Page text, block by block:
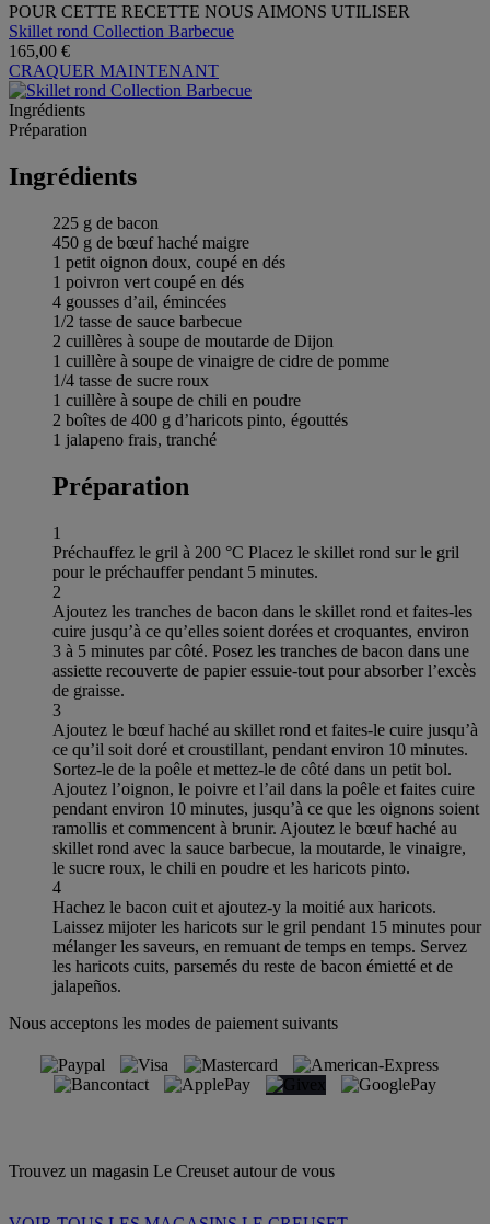
POUR CETTE RECETTE NOUS AIMONS UTILISER
Skillet rond Collection Barbecue
165,00 €
CRAQUER MAINTENANT
Ingrédients
Préparation
Ingrédients
225 g de bacon
450 g de bœuf haché maigre
1 petit oignon doux, coupé en dés
1 poivron vert coupé en dés
4 gousses d’ail, émincées
1/2 tasse de sauce barbecue
2 cuillères à soupe de moutarde de Dijon
1 cuillère à soupe de vinaigre de cidre de pomme
1/4 tasse de sucre roux
1 cuillère à soupe de chili en poudre
2 boîtes de 400 g d’haricots pinto, égouttés
1 jalapeno frais, tranché
Préparation
1
Préchauffez le gril à 200 °C Placez le skillet rond sur le gril
pour le préchauffer pendant 5 minutes.
2
Ajoutez les tranches de bacon dans le skillet rond et faites-les
cuire jusqu’à ce qu’elles soient dorées et croquantes, environ
3 à 5 minutes par côté. Posez les tranches de bacon dans une
assiette recouverte de papier essuie-tout pour absorber l’excès
de graisse.
3
Ajoutez le bœuf haché au skillet rond et faites-le cuire jusqu’à
ce qu’il soit doré et croustillant, pendant environ 10 minutes.
Sortez-le de la poêle et mettez-le de côté dans un petit bol.
Ajoutez l’oignon, le poivre et l’ail dans la poêle et faites cuire
pendant environ 10 minutes, jusqu’à ce que les oignons soient
ramollis et commencent à brunir. Ajoutez le bœuf haché au
skillet rond avec la sauce barbecue, la moutarde, le vinaigre,
le sucre roux, le chili en poudre et les haricots pinto.
4
Hachez le bacon cuit et ajoutez-y la moitié aux haricots.
Laissez mijoter les haricots sur le gril pendant 15 minutes pour
mélanger les saveurs, en remuant de temps en temps. Servez
les haricots cuits, parsemés du reste de bacon émietté et de
jalapeños.
Nous acceptons les modes de paiement suivants
Trouvez un magasin Le Creuset autour de vous